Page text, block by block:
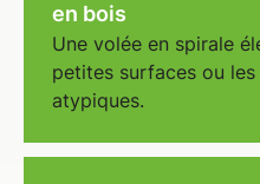
en bois
Une volée en spirale
petites surfaces ou
atypiques.